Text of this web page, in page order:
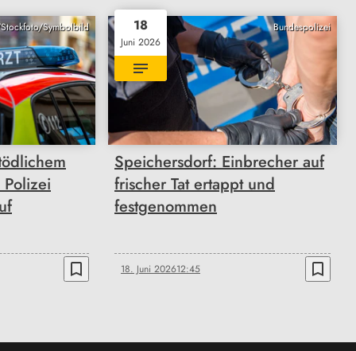
Symbolbild
bookmark_border
Bundespolizei
18
Juni 2026
Speichersdorf: Einbrecher auf
frischer Tat ertappt und
festgenommen
18. Juni 202612:45 bookmark_border